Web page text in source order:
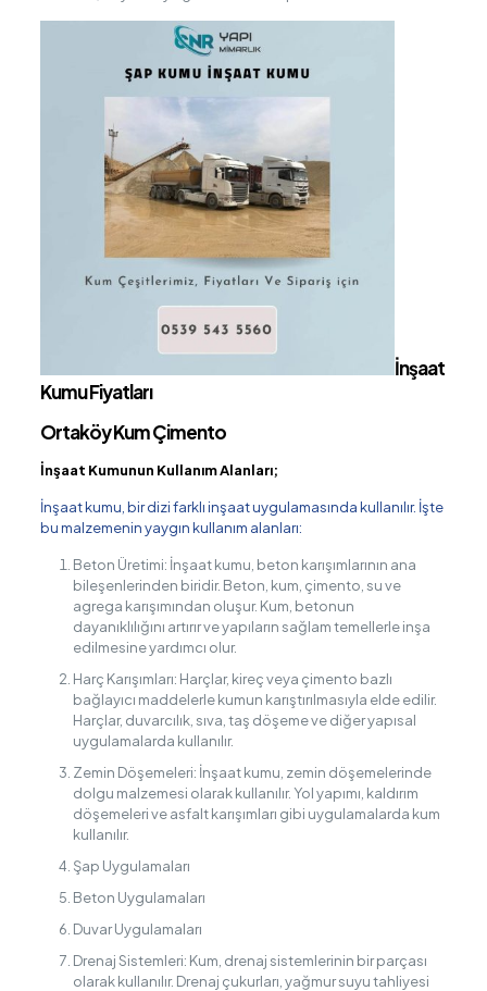
İnşaat
Kumu Fiyatları
Ortaköy Kum Çimento
İnşaat Kumunun Kullanım Alanları;
İnşaat kumu, bir dizi farklı inşaat uygulamasında kullanılır. İşte
bu malzemenin yaygın kullanım alanları:
Beton Üretimi: İnşaat kumu, beton karışımlarının ana
bileşenlerinden biridir. Beton, kum, çimento, su ve
agrega karışımından oluşur. Kum, betonun
dayanıklılığını artırır ve yapıların sağlam temellerle inşa
edilmesine yardımcı olur.
Harç Karışımları: Harçlar, kireç veya çimento bazlı
bağlayıcı maddelerle kumun karıştırılmasıyla elde edilir.
Harçlar, duvarcılık, sıva, taş döşeme ve diğer yapısal
uygulamalarda kullanılır.
Zemin Döşemeleri: İnşaat kumu, zemin döşemelerinde
dolgu malzemesi olarak kullanılır. Yol yapımı, kaldırım
döşemeleri ve asfalt karışımları gibi uygulamalarda kum
kullanılır.
Şap Uygulamaları
Beton Uygulamaları
Duvar Uygulamaları
Drenaj Sistemleri: Kum, drenaj sistemlerinin bir parçası
olarak kullanılır. Drenaj çukurları, yağmur suyu tahliyesi